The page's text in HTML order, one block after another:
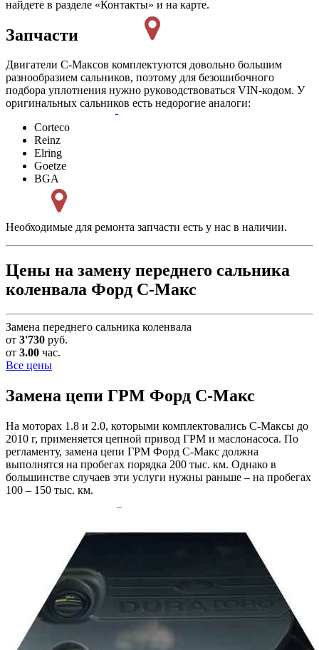
найдете в разделе «Контакты» и на карте.
Запчасти
Двигатели С-Максов комплектуются довольно большим
разнообразием сальников, поэтому для безошибочного
подбора уплотнения нужно руководствоваться VIN-кодом. У
оригинальных сальников есть недорогие аналоги:
Corteco
Reinz
Elring
Goetze
BGA
Необходимые для ремонта запчасти есть у нас в наличии.
Цены на замену переднего сальника
коленвала Форд С-Макс
Замена переднего сальника коленвала
от 3'730 руб.
от 3.00 час.
Все цены
Замена цепи ГРМ Форд С-Макс
На моторах 1.8 и 2.0, которыми комплектовались С-Максы до
2010 г, применяется цепной привод ГРМ и маслонасоса. По
регламенту, замена цепи ГРМ Форд С-Макс должна
выполнятся на пробегах порядка 200 тыс. км. Однако в
большинстве случаев эти услуги нужны раньше – на пробегах
100 – 150 тыс. км.